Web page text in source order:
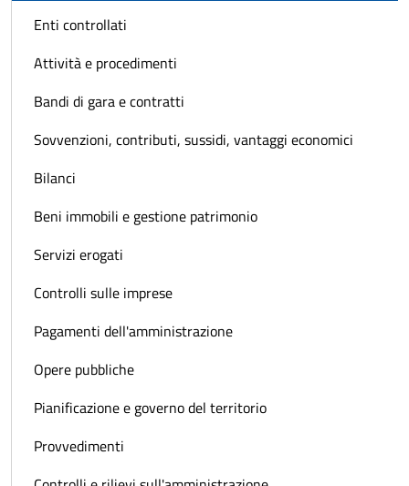
Enti controllati
Attività e procedimenti
Bandi di gara e contratti
Sovvenzioni, contributi, sussidi, vantaggi economici
Bilanci
Beni immobili e gestione patrimonio
Servizi erogati
Controlli sulle imprese
Pagamenti dell'amministrazione
Opere pubbliche
Pianificazione e governo del territorio
Provvedimenti